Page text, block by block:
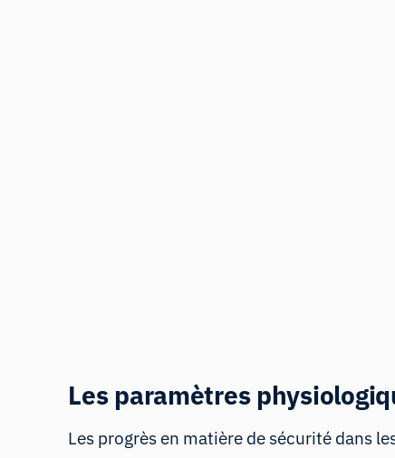
Les paramètres
Les progrès en matière de sécurité dans